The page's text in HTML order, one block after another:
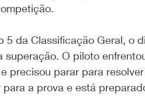
5 da Classificação Geral, o
O piloto
precisou parar para
a prova e está